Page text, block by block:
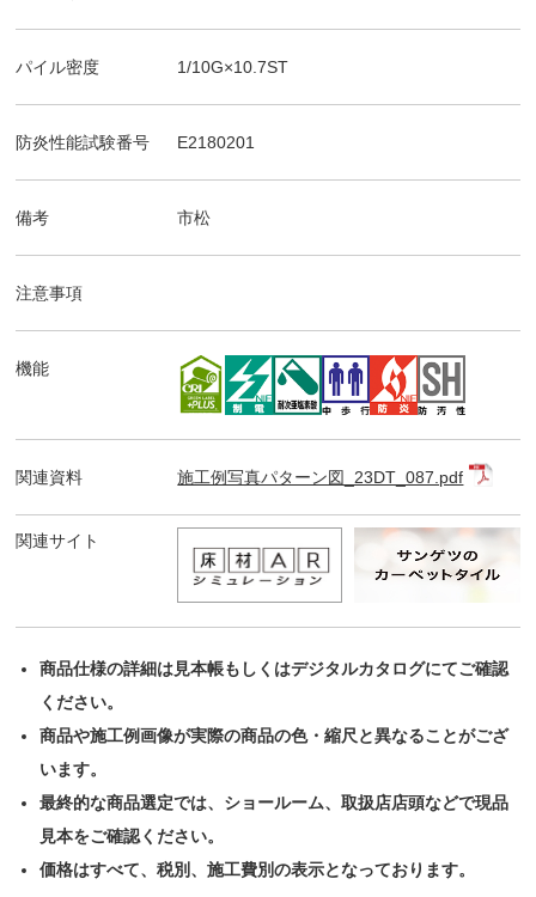
パイル密度 1/10G×10.7ST
防炎性能試験番号 E2180201
備考 市松
注意事項
機能
関連資料 施工例写真パターン図_23DT_087.pdf
関連サイト
商品仕様の詳細は見本帳もしくはデジタルカタログにてご確認
ください。
商品や施工例画像が実際の商品の色・縮尺と異なることがござ
います。
最終的な商品選定では、ショールーム、取扱店店頭などで現品
見本をご確認ください。
価格はすべて、税別、施工費別の表示となっております。